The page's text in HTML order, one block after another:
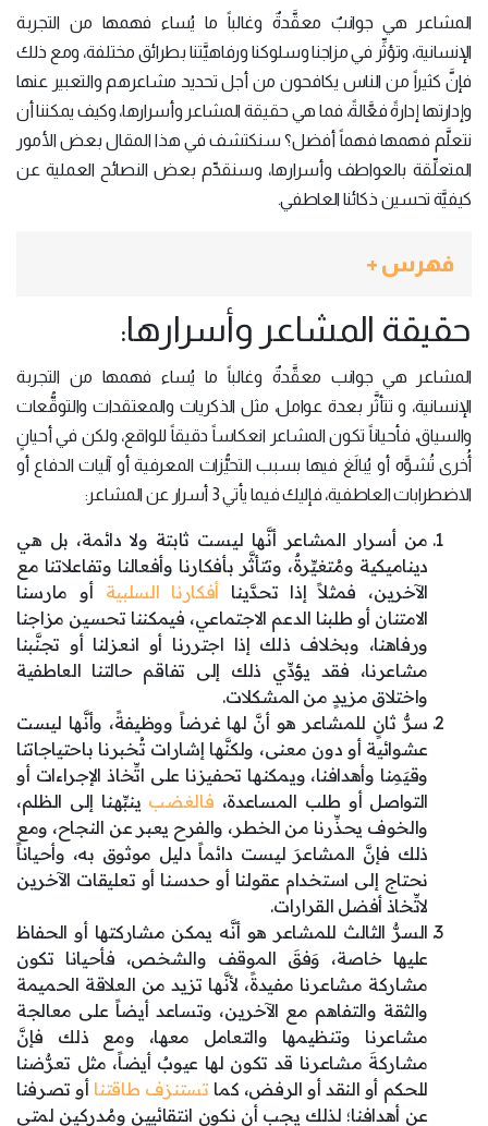
المشاعر هي جوانبٌ معقَّدةٌ وغالباً ما يُساء فهمها من التجربة
الإنسانية، وتؤثِّر في مزاجنا وسلوكنا ورفاهيَّتنا بطرائق مختلفة، ومع ذلك
فإنَّ كثيراً من الناس يكافحون من أجل تحديد مشاعرهم والتعبير عنها
وإدارتها إدارةً فعَّالةً، فما هي حقيقة المشاعر وأسرارها، وكيف يمكننا أن
نتعلَّم فهمها فهماً أفضل؟ سنكتشف في هذا المقال بعض الأمور
المتعلِّقة بالعواطف وأسرارها، وسنقدِّم بعض النصائح العملية عن
كيفيَّة تحسين ذكائنا العاطفي.
فهرس +
حقيقة المشاعر وأسرارها:
المشاعر هي جوانب معقَّدةٌ وغالباً ما يُساء فهمها من التجربة
الإنسانية، و تتأثَّر بعدة عوامل، مثل الذكريات والمعتقدات والتوقُّعات
والسياق، فأحياناً تكون المشاعر انعكاساً دقيقاً للواقع، ولكن في أحيانٍ
أُخرى تُشوَّه أو يُبالَغ فيها بسبب التحيُّزات المعرفية أو آليات الدفاع أو
الاضطرابات العاطفية، فإليك فيما يأتي 3 أسرار عن المشاعر:
من أسرار المشاعر أنَّها ليست ثابتة ولا دائمة، بل هي
ديناميكية ومُتغيِّرةٌ، وتتأثَّر بأفكارنا وأفعالنا وتفاعلاتنا مع
الآخرين، فمثلاً إذا تحدَّينا أفكارنا السلبية أو مارسنا
الامتنان أو طلبنا الدعم الاجتماعي، فيمكننا تحسين مزاجنا
ورفاهنا، وبخلاف ذلك إذا اجتررنا أو انعزلنا أو تجنَّبنا
مشاعرنا، فقد يؤدِّي ذلك إلى تفاقم حالتنا العاطفية
واختلاق مزيدٍ من المشكلات.
سرٌّ ثانٍ للمشاعر هو أنَّ لها غرضاً ووظيفةً، وأنَّها ليست
عشوائية أو دون معنى، ولكنَّها إشارات تُخبرنا باحتياجاتنا
وقيَمِنا وأهدافنا، ويمكنها تحفيزنا على اتِّخاذ الإجراءات أو
التواصل أو طلب المساعدة، فالغضب ينبِّهنا إلى الظلم،
والخوف يحذِّرنا من الخطر، والفرح يعبر عن النجاح، ومع
ذلك فإنَّ المشاعرَ ليست دائماً دليل موثوق به، وأحياناً
نحتاج إلى استخدام عقولنا أو حدسنا أو تعليقات الآخرين
لاتِّخاذ أفضل القرارات.
السرُّ الثالث للمشاعر هو أنَّه يمكن مشاركتها أو الحفاظ
عليها خاصة، وَفقَ الموقف والشخص، فأحيانا تكون
مشاركة مشاعرنا مفيدةً، لأنَّها تزيد من العلاقة الحميمة
والثقة والتفاهم مع الآخرين، وتساعد أيضاً على معالجة
مشاعرنا وتنظيمها والتعامل معها، ومع ذلك فإنَّ
مشاركةَ مشاعرنا قد تكون لها عيوبٌ أيضاً، مثل تعرُّضنا
للحكم أو النقد أو الرفض، كما تستنزف طاقتنا أو تصرفنا
عن أهدافنا؛ لذلك يجب أن نكون انتقائيين ومُدرِكين لمتى